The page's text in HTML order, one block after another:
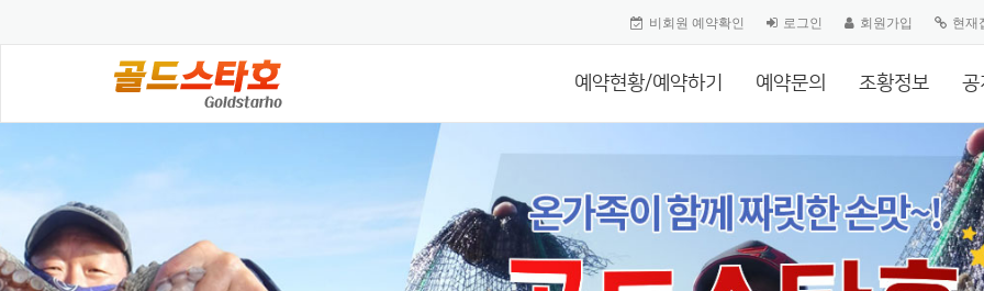
비회원 예약확인 로그인 회원가입 현재
예약현황/예약하기 예약문의 조황정보 공